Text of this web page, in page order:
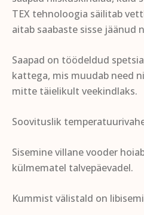
TEX tehnoloogia säilitab
aitab saabaste sisse jäänud
Saapad on töödeldud
kattega, mis muudab need
mitte täielikult veekindlaks.
Soovituslik
Sisemine villane vooder
külmematel talvepäevadel.
Kummist välistald on